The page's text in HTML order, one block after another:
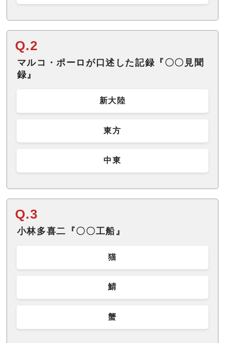
Q.2
マルコ・ポーロが口述した記録『〇〇見聞
録』
新大陸
東方
中東
Q.3
小林多喜二『〇〇工船』
猫
鯖
蟹